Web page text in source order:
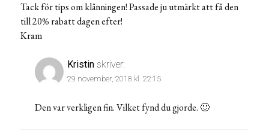
Tack för tips om klänningen! Passade ju utmärkt att få den
till 20% rabatt dagen efter!
Kram
Kristin skriver:
29 november, 2018 kl. 22:15
Den var verkligen fin. Vilket fynd du gjorde. 🙂